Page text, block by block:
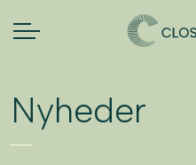
Nyheder